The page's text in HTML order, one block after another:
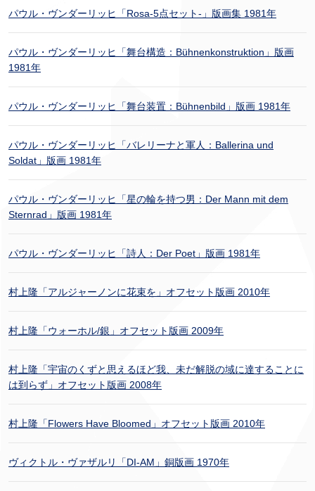
パウル・ヴンダーリッヒ「Rosa-5点セット-」版画集 1981年
パウル・ヴンダーリッヒ「舞台構造：Bühnenkonstruktion」版画
1981年
パウル・ヴンダーリッヒ「舞台装置：Bühnenbild」版画 1981年
パウル・ヴンダーリッヒ「バレリーナと軍人：Ballerina und
Soldat」版画 1981年
パウル・ヴンダーリッヒ「星の輪を持つ男：Der Mann mit dem
Sternrad」版画 1981年
パウル・ヴンダーリッヒ「詩人：Der Poet」版画 1981年
村上隆「アルジャーノンに花束を」オフセット版画 2010年
村上隆「ウォーホル/銀」オフセット版画 2009年
村上隆「宇宙のくずと思えるほど我、未だ解脱の域に達することに
は到らず」オフセット版画 2008年
村上隆「Flowers Have Bloomed」オフセット版画 2010年
ヴィクトル・ヴァザルリ「DI-AM」銅版画 1970年